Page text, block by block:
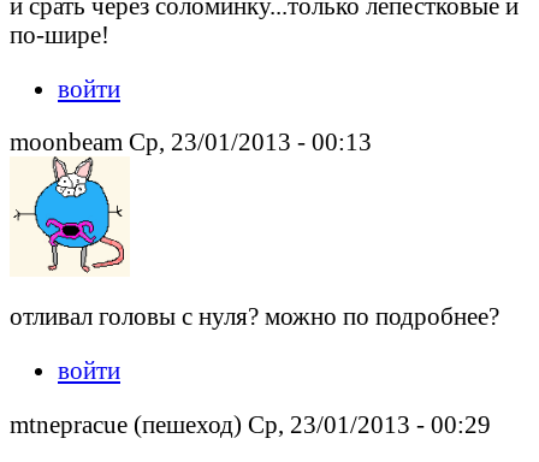
по-шире!
войти
moonbeam Ср, 23/01/2013 - 00:13
отливал головы с нуля? можно по подробнее?
войти
mtnepracue (пешеход) Ср, 23/01/2013 - 00:29